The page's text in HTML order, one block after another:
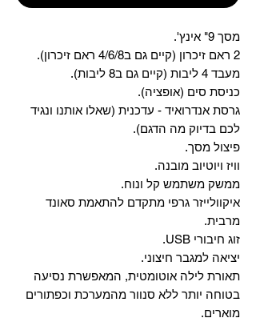
מסך 9" אינץ'.
2 ראם זיכרון (קיים גם ב4/6/8 ראם זיכרון).
מעבד 4 ליבות (קיים גם ב8 ליבות).
כניסת סים (אופציה).
גרסת אנדרואיד - עדכנית (שאלו אותנו ונגיד
לכם בדיוק מה הדגם).
פיצול מסך.
וויז ויוטיוב מובנה.
ממשק משתמש קל ונוח.
איקוולייזר גרפי מתקדם להתאמת סאונד
מרבית.
זוג חיבורי USB.
יציאה למגבר חיצוני.
תאורת לילה אוטומטית, המאפשרת נסיעה
בטוחה יותר ללא סנוור מהמערכת וכפתורים
מוארים.